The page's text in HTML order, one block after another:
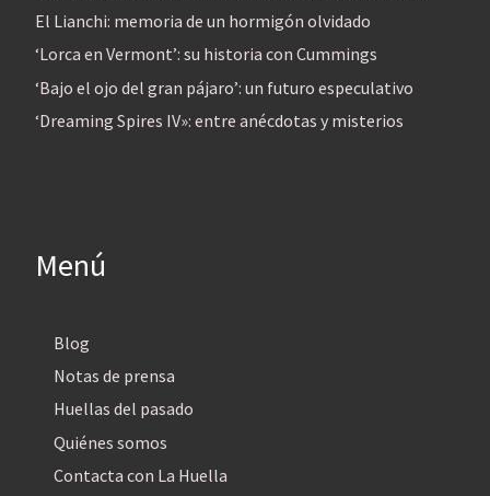
El Lianchi: memoria de un hormigón olvidado
‘Lorca en Vermont’: su historia con Cummings
‘Bajo el ojo del gran pájaro’: un futuro especulativo
‘Dreaming Spires IV»: entre anécdotas y misterios
Menú
Blog
Notas de prensa
Huellas del pasado
Quiénes somos
Contacta con La Huella